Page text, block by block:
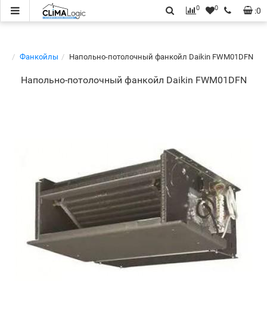
:0
0 0
Фанкойлы Напольно-потолочный фанкойл Daikin FWM01DFN
Напольно-потолочный фанкойл Daikin FWM01DFN